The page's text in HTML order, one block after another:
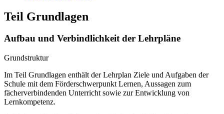
Teil Grundlagen
Aufbau und Verbindlichkeit der Lehrpläne
Grundstruktur
Im Teil Grundlagen enthält der Lehrplan Ziele und Aufgaben der
Schule mit dem Förderschwerpunkt Lernen, Aussagen zum
fächerverbindenden Unterricht sowie zur Entwicklung von
Lernkompetenz.